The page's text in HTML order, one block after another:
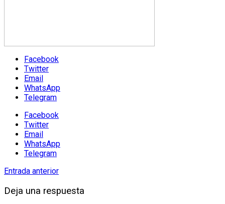
Facebook
Twitter
Email
WhatsApp
Telegram
Facebook
Twitter
Email
WhatsApp
Telegram
Entrada anterior
Deja una respuesta